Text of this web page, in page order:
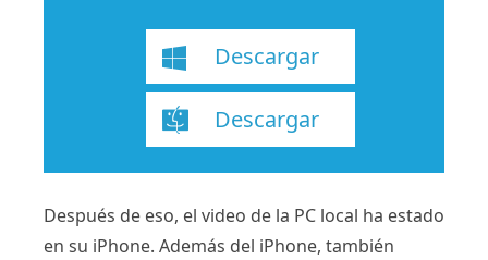
Descargar
Descargar
Después de eso, el video de la PC local ha estado
en su iPhone. Además del iPhone, también